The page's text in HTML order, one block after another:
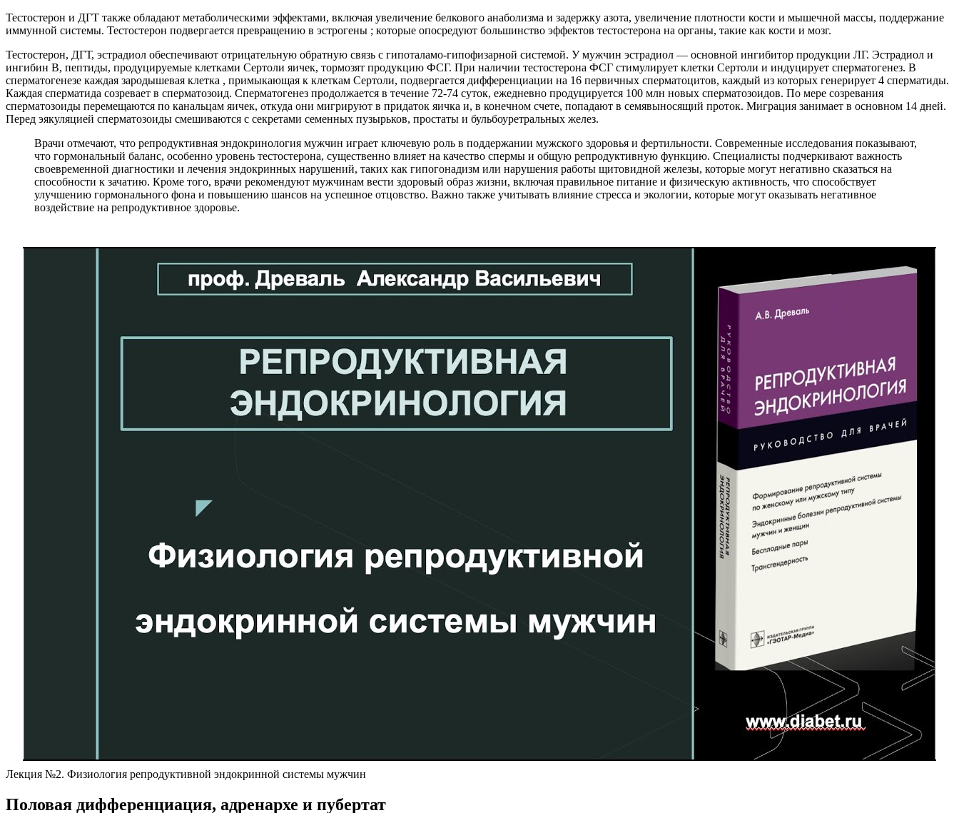
Тестостерон и ДГТ также обладают метаболическими эффектами, включая увеличение белкового анаболизма и задержку азота, увеличение плотности кости и мышечной массы, поддержание
иммунной системы. Тестостерон подвергается превращению в эстрогены ; которые опосредуют большинство эффектов тестостерона на органы, такие как кости и мозг.
Тестостерон, ДГТ, эстрадиол обеспечивают отрицательную обратную связь с гипоталамо-гипофизарной системой. У мужчин эстрадиол — основной ингибитор продукции ЛГ. Эстрадиол и
ингибин В, пептиды, продуцируемые клетками Сертоли яичек, тормозят продукцию ФСГ. При наличии тестостерона ФСГ стимулирует клетки Сертоли и индуцирует сперматогенез. В
сперматогенезе каждая зародышевая клетка , примыкающая к клеткам Сертоли, подвергается дифференциации на 16 первичных сперматоцитов, каждый из которых генерирует 4 сперматиды.
Каждая сперматида созревает в сперматозоид. Сперматогенез продолжается в течение 72-74 суток, ежедневно продуцируется 100 млн новых сперматозоидов. По мере созревания
сперматозоиды перемещаются по канальцам яичек, откуда они мигрируют в придаток яичка и, в конечном счете, попадают в семявыносящий проток. Миграция занимает в основном 14 дней.
Перед эякуляцией сперматозоиды смешиваются с секретами семенных пузырьков, простаты и бульбоуретральных желез.
Врачи отмечают, что репродуктивная эндокринология мужчин играет ключевую роль в поддержании мужского здоровья и фертильности. Современные исследования показывают,
что гормональный баланс, особенно уровень тестостерона, существенно влияет на качество спермы и общую репродуктивную функцию. Специалисты подчеркивают важность
своевременной диагностики и лечения эндокринных нарушений, таких как гипогонадизм или нарушения работы щитовидной железы, которые могут негативно сказаться на
способности к зачатию. Кроме того, врачи рекомендуют мужчинам вести здоровый образ жизни, включая правильное питание и физическую активность, что способствует
улучшению гормонального фона и повышению шансов на успешное отцовство. Важно также учитывать влияние стресса и экологии, которые могут оказывать негативное
воздействие на репродуктивное здоровье.
Лекция №2. Физиология репродуктивной эндокринной системы мужчин
Половая дифференциация, адренархе и пубертат